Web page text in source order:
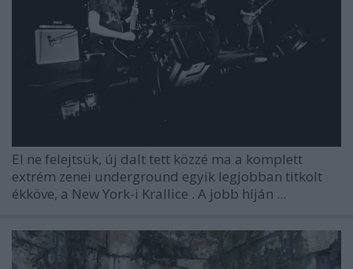
El ne felejtsük, új dalt tett közzé ma a komplett
extrém zenei underground egyik legjobban titkolt
ékköve, a New York-i Krallice . A jobb híján ...